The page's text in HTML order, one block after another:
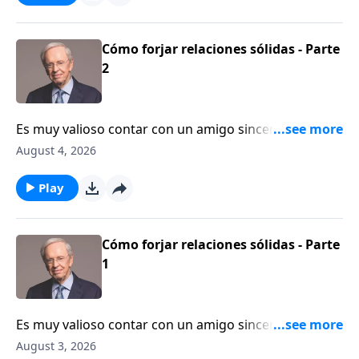
dañadas. Descubra los principios que nos ayudan a
cultivar amistades que honren a Dios.
Cómo forjar relaciones sólidas - Parte
2
Es muy valioso contar con un amigo sincero, leal y
dedicado. En este mensaje, el Dr. Stanley habla sobre
entablar amistades con otras personas. Explore
cómo las relaciones adecuadas pueden fortalecer su
crecimiento espiritual y su caminar con Dios.
August 4, 2026
Play
Cómo forjar relaciones sólidas - Parte
1
Es muy valioso contar con un amigo sincero, leal y
dedicado. En este mensaje, el Dr. Stanley habla sobre
August 3, 2026